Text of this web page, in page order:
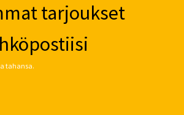
tarjoukset
tahansa.